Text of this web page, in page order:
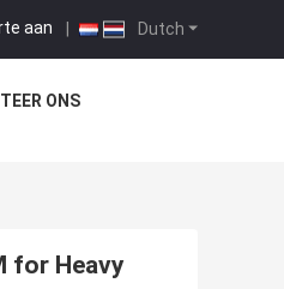
Dutch
aan |
ONS
for Heavy